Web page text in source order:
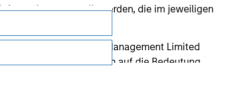
gestellt werden, die im jeweiligen
Stanley Investment Management Limited
ausgelassen, das sich auf die Bedeutung
Your Privacy Choices
Nutzungsbedingungen